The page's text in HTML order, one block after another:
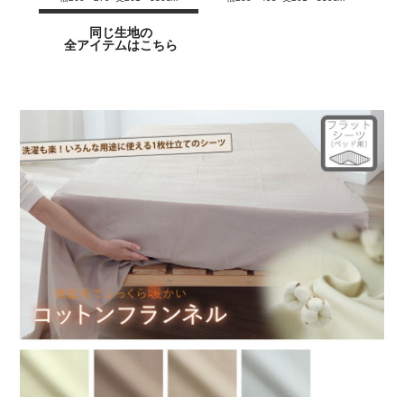
同じ生地の
全アイテムはこちら